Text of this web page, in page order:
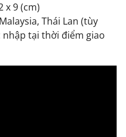
x 9 (cm)
Thái Lan (tùy
tại thời điểm giao